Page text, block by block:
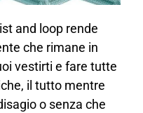
and loop rende
che rimane in
vestirti e fare tutte
il tutto mentre
o senza che